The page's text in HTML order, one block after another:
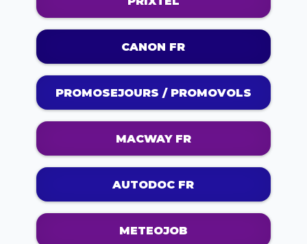
CANON FR
PROMOSEJOURS / PROMOVOLS
MACWAY FR
AUTODOC FR
METEOJOB